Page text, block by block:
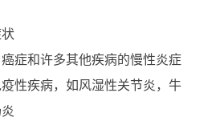
症和许多其他疾病的慢性炎症
性疾病，如风湿性关节炎，牛